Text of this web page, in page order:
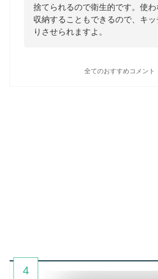
捨てられるので衛生的です。使
収納することもできるので、キ
りさせられますよ。
全てのおすすめコメント
4